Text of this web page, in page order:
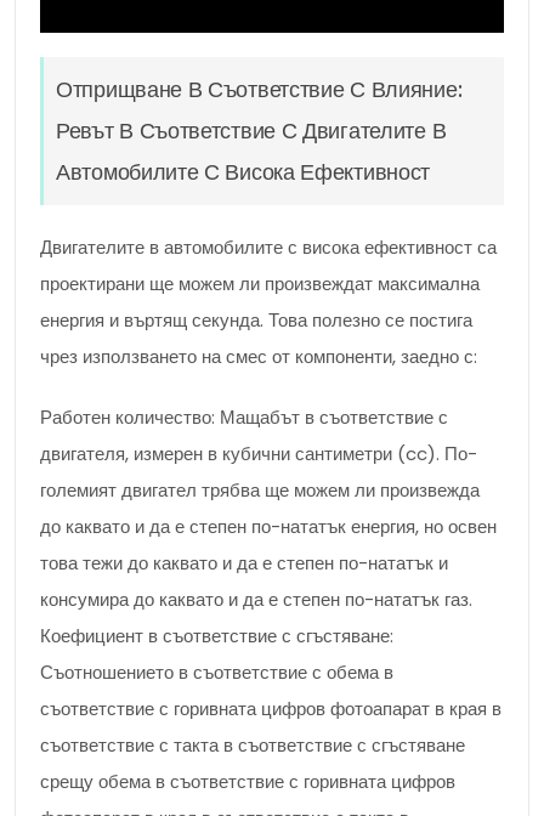
Отприщване В Съответствие С Влияние:
Ревът В Съответствие С Двигателите В
Автомобилите С Висока Ефективност
Двигателите в автомобилите с висока ефективност са
проектирани ще можем ли произвеждат максимална
енергия и въртящ секунда. Това полезно се постига
чрез използването на смес от компоненти, заедно с:
Работен количество: Мащабът в съответствие с
двигателя, измерен в кубични сантиметри (cc). По-
големият двигател трябва ще можем ли произвежда
до каквато и да е степен по-нататък енергия, но освен
това тежи до каквато и да е степен по-нататък и
консумира до каквато и да е степен по-нататък газ.
Коефициент в съответствие с сгъстяване:
Съотношението в съответствие с обема в
съответствие с горивната цифров фотоапарат в края в
съответствие с такта в съответствие с сгъстяване
срещу обема в съответствие с горивната цифров